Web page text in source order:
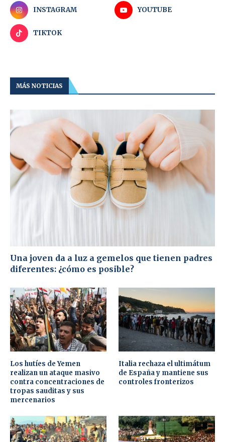
INSTAGRAM YOUTUBE
TIKTOK
MÁS NOTICIAS
Una joven da a luz a gemelos que tienen padres
diferentes: ¿cómo es posible?
Los hutíes de Yemen
realizan un ataque masivo
contra concentraciones de
tropas sauditas y sus
mercenarios
Italia rechaza el ultimátum
de España y mantiene sus
controles fronterizos